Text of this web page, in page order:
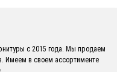
с 2015 года. Мы продаем
Имеем в своем ассортименте